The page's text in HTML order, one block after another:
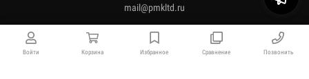
Войти Корзина Избранное Сравнение Позвонить
mail@pmkltd.ru